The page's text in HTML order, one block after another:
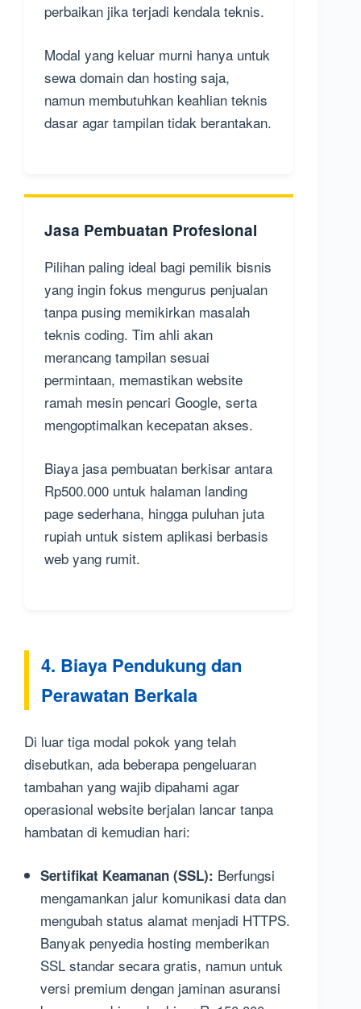
perbaikan jika terjadi kendala teknis.
Modal yang keluar murni hanya untuk
sewa domain dan hosting saja,
namun membutuhkan keahlian teknis
dasar agar tampilan tidak berantakan.
Jasa Pembuatan Profesional
Pilihan paling ideal bagi pemilik bisnis
yang ingin fokus mengurus penjualan
tanpa pusing memikirkan masalah
teknis coding. Tim ahli akan
merancang tampilan sesuai
permintaan, memastikan website
ramah mesin pencari Google, serta
mengoptimalkan kecepatan akses.
Biaya jasa pembuatan berkisar antara
Rp500.000 untuk halaman landing
page sederhana, hingga puluhan juta
rupiah untuk sistem aplikasi berbasis
web yang rumit.
4. Biaya Pendukung dan
Perawatan Berkala
Di luar tiga modal pokok yang telah
disebutkan, ada beberapa pengeluaran
tambahan yang wajib dipahami agar
operasional website berjalan lancar tanpa
hambatan di kemudian hari:
Sertifikat Keamanan (SSL): Berfungsi
mengamankan jalur komunikasi data dan
mengubah status alamat menjadi HTTPS.
Banyak penyedia hosting memberikan
SSL standar secara gratis, namun untuk
versi premium dengan jaminan asuransi